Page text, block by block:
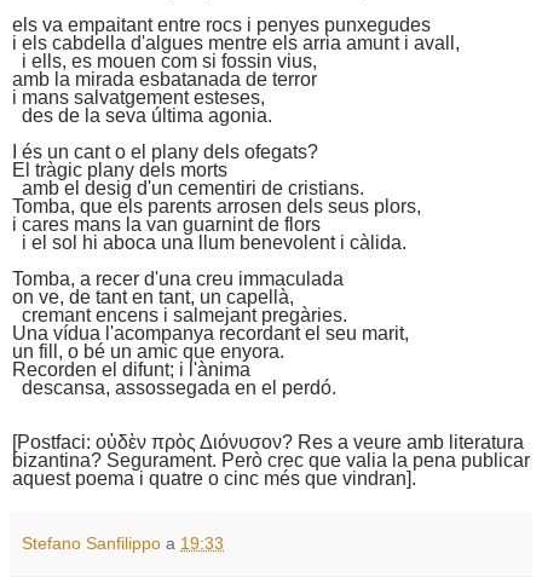
els va empaitant entre rocs i penyes punxegudes
i els cabdella d'algues mentre els arria amunt i avall,
i ells, es mouen com si fossin vius,
amb la mirada esbatanada de terror
i mans salvatgement esteses,
des de la seva última agonia.
I és un cant o el plany dels ofegats?
El tràgic plany dels morts
amb el desig d'un cementiri de cristians.
Tomba, que els parents arrosen dels seus plors,
i cares mans la van guarnint de flors
i el sol hi aboca una llum benevolent i càlida.
Tomba, a recer d'una creu immaculada
on ve, de tant en tant, un capellà,
cremant encens i salmejant pregàries.
Una vídua l'acompanya recordant el seu marit,
un fill, o bé un amic que enyora.
Recorden el difunt; i l'ànima
descansa, assossegada en el perdó.
[Postfaci: οὐδὲν πρὸς Διόνυσον? Res a veure amb literatura
bizantina? Segurament. Però crec que valia la pena publicar
aquest poema i quatre o cinc més que vindran].
Stefano Sanfilippo a 19:33